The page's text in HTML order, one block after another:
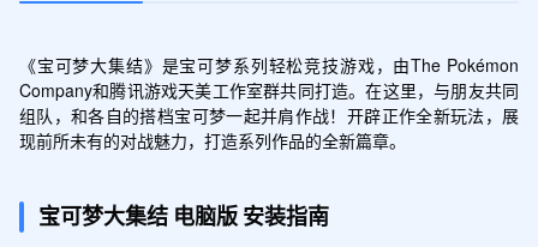
《宝可梦大集结》是宝可梦系列轻松竞技游戏，由The Pokémon
Company和腾讯游戏天美工作室群共同打造。在这里，与朋友共同
组队，和各自的搭档宝可梦一起并肩作战！开辟正作全新玩法，展
现前所未有的对战魅力，打造系列作品的全新篇章。
宝可梦大集结 电脑版 安装指南